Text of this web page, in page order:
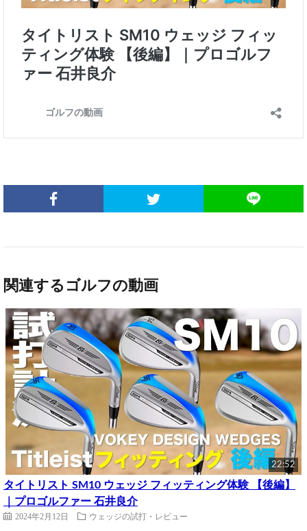
関連するゴルフの動画
22:52
タイトリスト SM10 ウェッジ フィッティング体験 【後編】
｜プロゴルファー 石井良介
2024年2月12日 ウェッジの試打・レビュー